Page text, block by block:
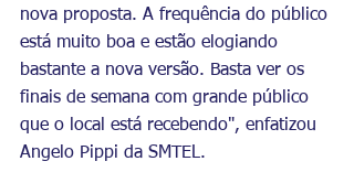
nova proposta. A frequência do público
está muito boa e estão elogiando
bastante a nova versão. Basta ver os
finais de semana com grande público
que o local está recebendo", enfatizou
Angelo Pippi da SMTEL.